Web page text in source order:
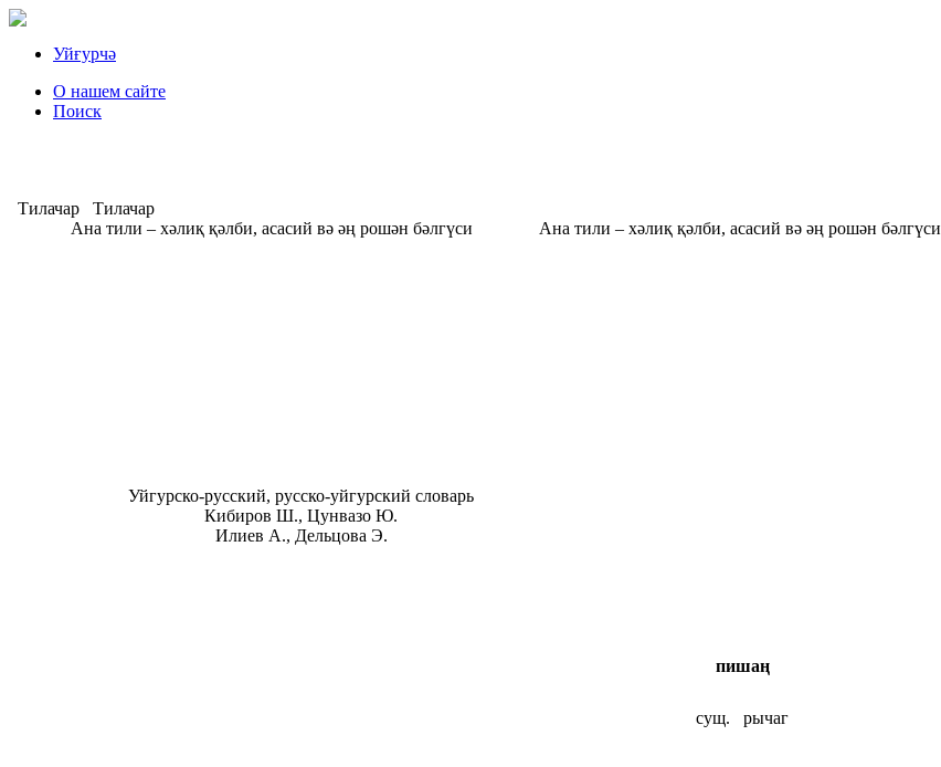
Уйғурчә
О нашем сайте
Поиск
Тилачар
Тилачар
Ана тили – хәлиқ қәлби, асасий вә әң рошән бәлгүси
Ана тили – хәлиқ қәлби, асасий вә әң рошән бәлгүси
Уйгурско-русский, русско-уйгурский словарь
Кибиров Ш., Цунвазо Ю.
Илиев А., Дельцова Э.
пишаң
сущ. рычаг